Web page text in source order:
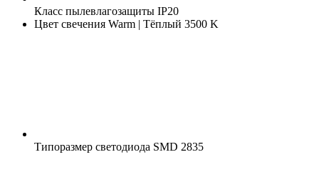
Класс пылевлагозащиты IP20
Цвет свечения Warm | Тёплый 3500 K
Типоразмер светодиода SMD 2835